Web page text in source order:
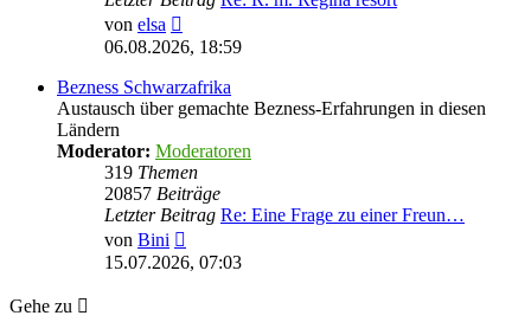
von elsa
Beitrag
06.08.2026, 18:59
Bezness Schwarzafrika
Austausch über gemachte Bezness-Erfahrungen in diesen
Ländern
Moderator: Moderatoren
319 Themen
20857 Beiträge
Letzter Beitrag Re: Eine Frage zu einer Freun…
von Bini
Beitrag
15.07.2026, 07:03
Gehe zu